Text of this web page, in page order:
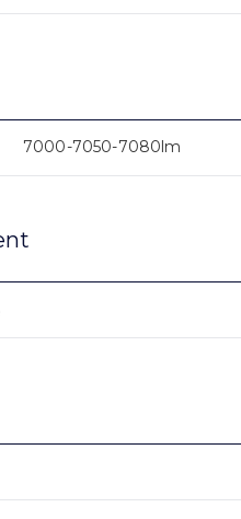
7000-7050-7080lm